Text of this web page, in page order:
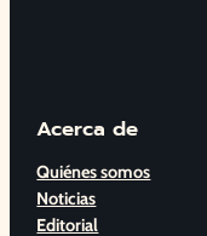
Acerca de
Quiénes somos
Noticias
Editorial